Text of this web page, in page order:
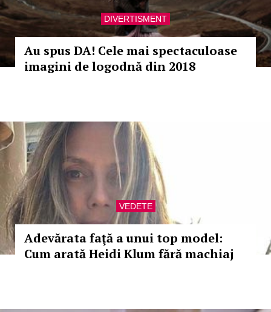
DIVERTISMENT
Au spus DA! Cele mai spectaculoase
imagini de logodnă din 2018
VEDETE
Adevărata faţă a unui top model:
Cum arată Heidi Klum fără machiaj